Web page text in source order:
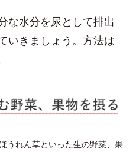
な水分を尿として排出
いきましょう。方法は
うれん草といった生の野菜、果